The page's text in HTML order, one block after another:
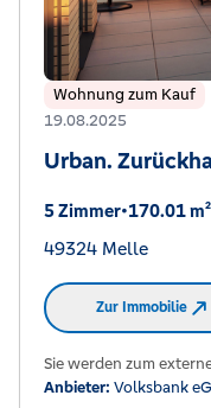
Wohnung zum Kauf
19.08.2025
Urban.
5 Zimmer•170.01 m²
49324 Melle
Zur Immobilie
Sie werden zum
Anbieter: Volksbank